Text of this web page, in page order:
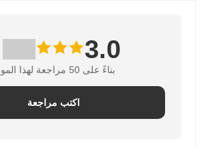
3.0
بناءً على 50 مراجعة لهذا المورد
اكتب مراجعة